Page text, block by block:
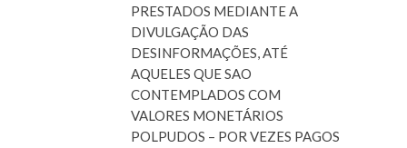
PRESTADOS MEDIANTE A
DIVULGAÇÃO DAS
DESINFORMAÇÕES, ATÉ
AQUELES QUE SAO
CONTEMPLADOS COM
VALORES MONETÁRIOS
POLPUDOS – POR VEZES PAGOS